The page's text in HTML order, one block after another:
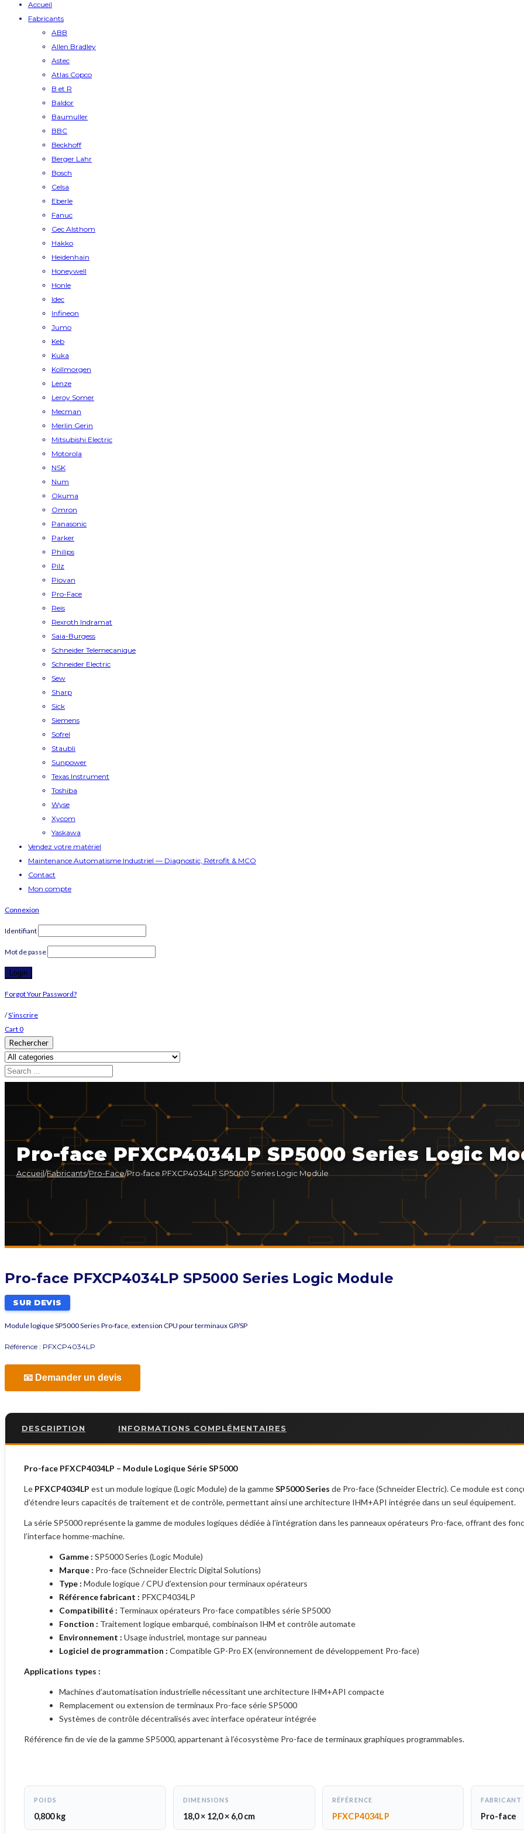
Accueil
Fabricants
ABB
Allen Bradley
Astec
Atlas Copco
B et R
Baldor
Baumuller
BBC
Beckhoff
Berger Lahr
Bosch
Celsa
Eberle
Fanuc
Gec Alsthom
Hakko
Heidenhain
Honeywell
Honle
Idec
Infineon
Jumo
Keb
Kuka
Kollmorgen
Lenze
Leroy Somer
Mecman
Merlin Gerin
Mitsubishi Electric
Motorola
NSK
Num
Okuma
Omron
Panasonic
Parker
Philips
Pilz
Piovan
Pro-Face
Reis
Rexroth Indramat
Saia-Burgess
Schneider Telemecanique
Schneider Electric
Sew
Sharp
Sick
Siemens
Sofrel
Staubli
Sunpower
Texas Instrument
Toshiba
Wyse
Xycom
Yaskawa
Vendez votre matériel
Maintenance Automatisme Industriel — Diagnostic, Rétrofit & MCO
Contact
Mon compte
Connexion
Identifiant
Mot de passe
Forgot Your Password?
/S’inscrire
Cart0
Rechercher
Pro-face PFXCP4034LP SP5000 Series Logic
Accueil/Fabricants/Pro-Face/Pro-face PFXCP4034LP SP5000 Series Logic Module
Pro-face PFXCP4034LP SP5000 Series Logic Module
SUR DEVIS
Module logique SP5000 Series Pro-face, extension CPU pour terminaux GP/SP
Référence : PFXCP4034LP
📧 Demander un devis
DESCRIPTION INFORMATIONS COMPLÉMENTAIRES
Pro-face PFXCP4034LP – Module Logique Série SP5000
Le PFXCP4034LP est un module logique (Logic Module) de la gammeSP5000 Series de Pro-face (Schneider Electric). Ce module est
d’étendre leurs capacités de traitement et de contrôle, permettant ainsi une architecture IHM+API intégrée dans un seul équipement.
La série SP5000 représente la gamme de modules logiques dédiée à l’intégration dans les panneaux opérateurs Pro-face, offrant des
l’interface homme-machine.
Gamme : SP5000 Series (Logic Module)
Marque : Pro-face (Schneider Electric Digital Solutions)
Type : Module logique / CPU d’extension pour terminaux opérateurs
Référence fabricant : PFXCP4034LP
Compatibilité : Terminaux opérateurs Pro-face compatibles série SP5000
Fonction : Traitement logique embarqué, combinaison IHM et contrôle automate
Environnement : Usage industriel, montage sur panneau
Logiciel de programmation : Compatible GP-Pro EX (environnement de développement Pro-face)
Applications types :
Machines d’automatisation industrielle nécessitant une architecture IHM+API compacte
Remplacement ou extension de terminaux Pro-face série SP5000
Systèmes de contrôle décentralisés avec interface opérateur intégrée
Référence fin de vie de la gamme SP5000, appartenant à l’écosystème Pro-face de terminaux graphiques programmables.
POIDS
0,800 kg
DIMENSIONS
18,0 × 12,0 × 6,0 cm
RÉFÉRENCE
PFXCP4034LP
FABRICANT
Pro-face